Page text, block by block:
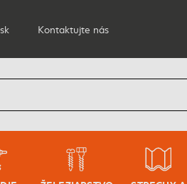
Kontaktujte nás